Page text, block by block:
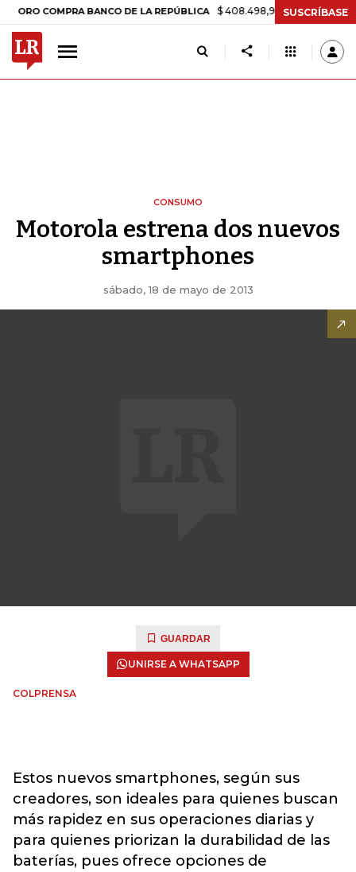
COMPRA BANCO DE LA REPÚBLICA $ 408.498,97 +$ 8.753,81 +2,19%
SUSCRÍBASE
CONSUMO
Motorola estrena dos nuevos
smartphones
sábado, 18 de mayo de 2013
GUARDAR
UNIRSE A WHATSAPP
COLPRENSA
Estos nuevos smartphones, según sus
creadores, son ideales para quienes buscan
más rapidez en sus operaciones diarias y
para quienes priorizan la durabilidad de las
baterías, pues ofrece opciones de